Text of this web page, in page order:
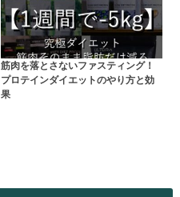
筋肉を落とさないファスティング！
プロテインダイエットのやり方と効
果